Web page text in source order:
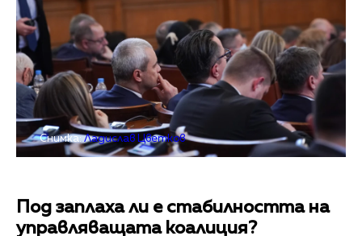
Снимка:Ладислав Цветков
Под заплаха ли е стабилността на
управляващата коалиция?